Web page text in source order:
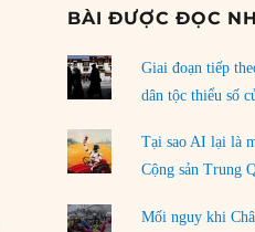
Dương
03/08/2026
Đặt cược vào thất bại:
hiểm quốc gia và khía
02/08/2026
BÀI ĐƯỢC ĐỌC
Giai đoạn tiếp
dân tộc thiểu số
Tại sao AI lại là
Cộng sản Trung
Mối nguy khi